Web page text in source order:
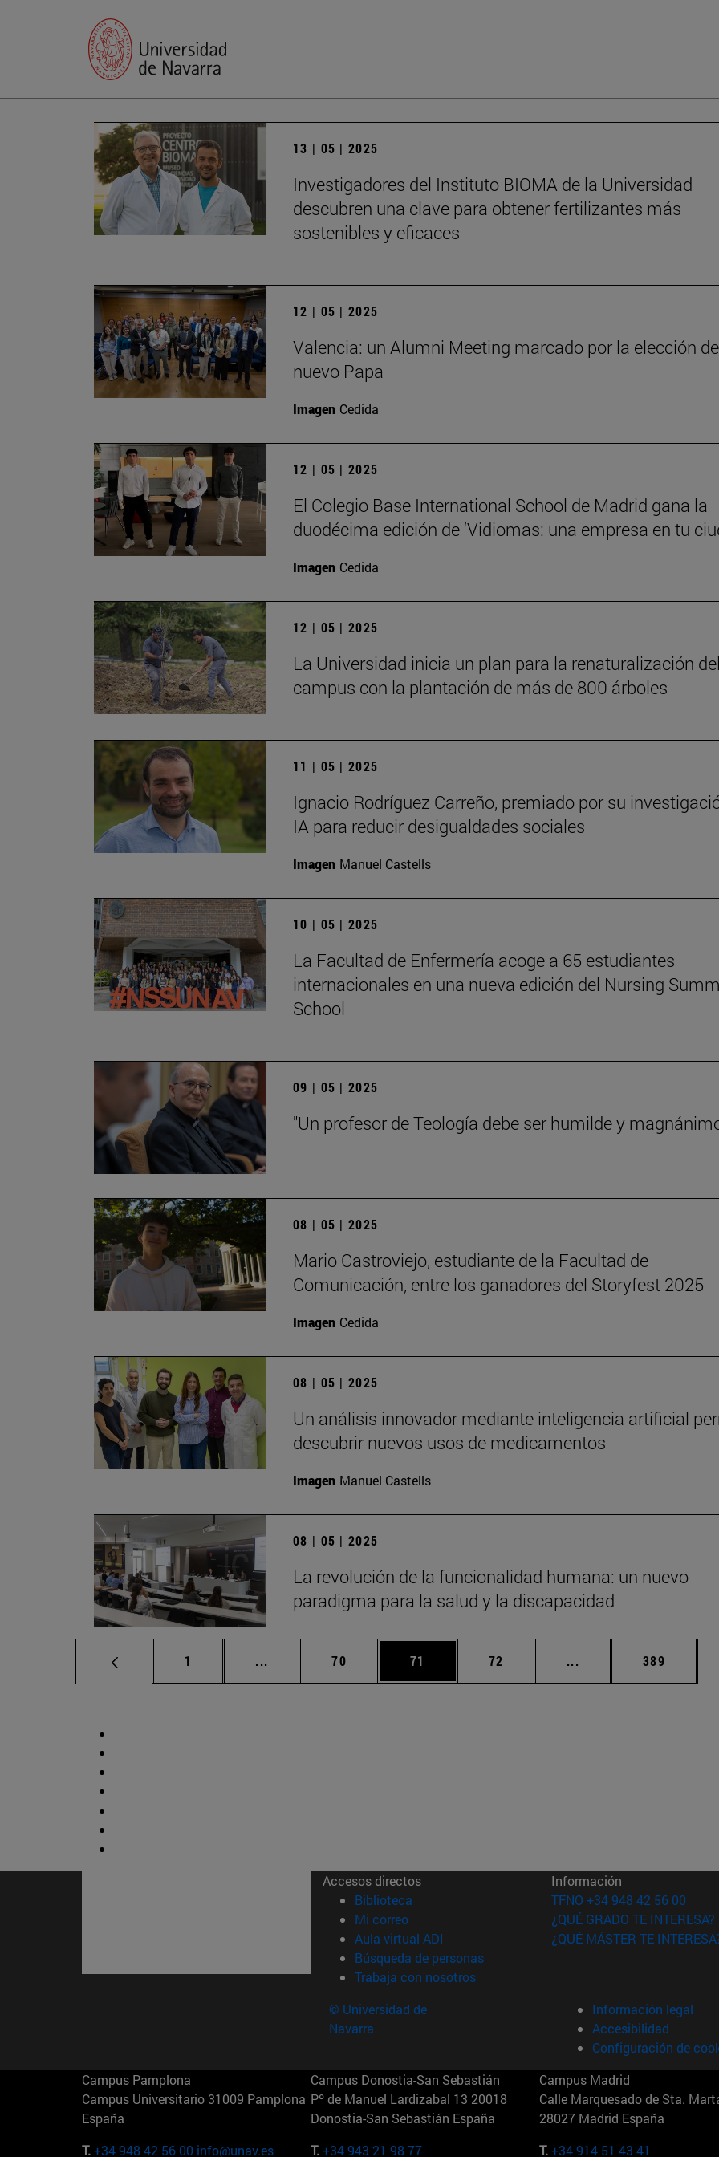
13 | 05 | 2025
Investigadores del Instituto BIOMA de la Universidad
descubren una clave para obtener fertilizantes más
sostenibles y eficaces
12 | 05 | 2025
Valencia: un Alumni Meeting marcado por la elección
nuevo Papa
Imagen Cedida
12 | 05 | 2025
El Colegio Base International School de Madrid gana la
duodécima edición de ‘Vidiomas: una empresa en tu
Imagen Cedida
12 | 05 | 2025
La Universidad inicia un plan para la renaturalización del
campus con la plantación de más de 800 árboles
11 | 05 | 2025
Ignacio Rodríguez Carreño, premiado por su
IA para reducir desigualdades sociales
Imagen Manuel Castells
10 | 05 | 2025
La Facultad de Enfermería acoge a 65 estudiantes
internacionales en una nueva edición del Nursing
School
09 | 05 | 2025
"Un profesor de Teología debe ser humilde y
08 | 05 | 2025
Mario Castroviejo, estudiante de la Facultad de
Comunicación, entre los ganadores del Storyfest 2025
Imagen Cedida
08 | 05 | 2025
Un análisis innovador mediante inteligencia artificial
descubrir nuevos usos de medicamentos
Imagen Manuel Castells
08 | 05 | 2025
La revolución de la funcionalidad humana: un nuevo
paradigma para la salud y la discapacidad
Página
1 ... Páginas intermedias Use TAB para desplazarse.
Página
70 Página
71 Página
72 ... Páginas intermedias
Página
389
Accesos directos
Biblioteca (abre en nueva ventana)
Mi correo(abre en nueva ventana)
Aula virtual ADI (abre en nueva ventana)
Búsqueda de personas(abre en nueva ventana)
Trabaja con nosotros(abre en nueva ventana)
Información
TFNO +34 948 42 56 00
¿QUÉ GRADO TE INTERESA?
¿QUÉ MÁSTER TE
© Universidad de
Navarra
Información legal
Accesibilidad
Configuración de
Campus Pamplona
Campus Universitario 31009 Pamplona
España
T.+34 948 42 56 00 info@unav.es
Campus Donostia-San Sebastián
Pº de Manuel Lardizabal 13 20018
Donostia-San Sebastián España
T.+34 943 21 98 77
Campus Madrid
Calle Marquesado de Sta.
28027 Madrid España
T.+34 914 51 43 41